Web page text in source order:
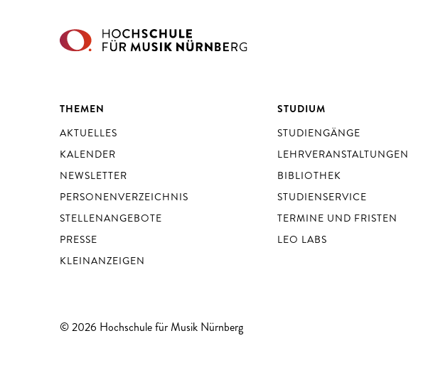
THEMEN
AKTUELLES
KALENDER
NEWSLETTER
PERSONENVERZEICHNIS
STELLENANGEBOTE
PRESSE
KLEINANZEIGEN
STUDIUM
STUDIENGÄNGE
LEHRVERANSTALTUNGEN
BIBLIOTHEK
STUDIENSERVICE
TERMINE UND FRISTEN
LEO LABS
© 2026 Hochschule für Musik Nürnberg